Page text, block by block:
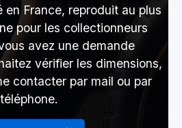
en France, reproduit au plus
pour les collectionneurs
avez une demande
vérifier les dimensions,
contacter par mail ou par
téléphone.